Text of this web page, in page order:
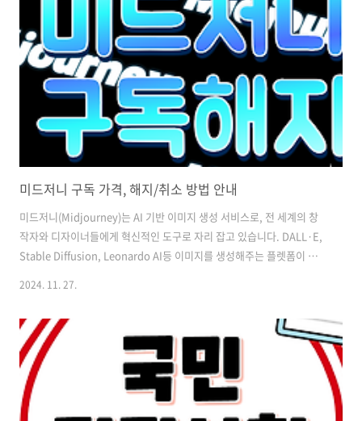
미드저니 구독 가격, 해지/취소 방법 안내
미드저니(Midjourney)는 AI 기반 이미지 생성 서비스로, 전 세계의 창
작자와 디자이너들에게 혁신적인 도구로 자리 잡고 있습니다. DALL·E,
Stable Diffusion, Leonardo AI등 이미지를 생성해주는 플렛폼이 많
이 생기게 되는 것 같습니다. 제경우에는 막연하게 AI이미지 생성으로 수
익화까지 이뤄질 것이라는 생각을 했지만, 수익까지 도달하기에는 노력
이나 시간이 부족했는지 스텐다드 플랜으로 매달 30달러씩 빠지기만 하
고 아무런 소득이 없는 상황이였습니다. 그렇게 구독해지를 고민하다가
한 ..
2024. 11. 27.